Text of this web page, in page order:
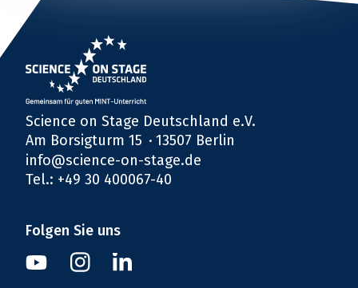
Science on Stage Deutschland e.V.
Am Borsigturm 15
13507 Berlin
info@science-on-stage.de
Tel.: +49 30 400067-40
Folgen Sie uns
YoutubeInstagramLinkedin